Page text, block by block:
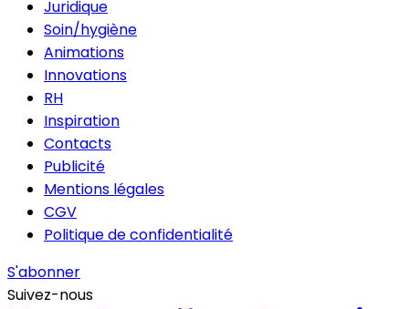
Juridique
Soin/hygiène
Animations
Innovations
RH
Inspiration
Contacts
Publicité
Mentions légales
CGV
Politique de confidentialité
S'abonner
Suivez-nous